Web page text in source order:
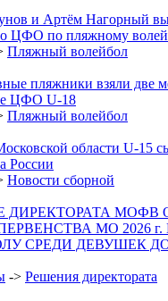
и Артём Нагорный
ЦФО по пляжному
Пляжный волейбол
пляжники взяли две
ЦФО U-18
Пляжный волейбол
области U-15
России
Новости сборной
МОФВ ОТ
МО 2026
СРЕДИ ДЕВУШЕК ДО
-> Решения директората